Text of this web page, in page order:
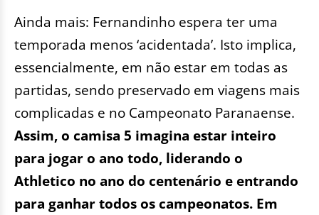
Ainda mais: Fernandinho espera ter uma
temporada menos ‘acidentada’. Isto implica,
essencialmente, em não estar em todas as
partidas, sendo preservado em viagens mais
complicadas e no Campeonato Paranaense.
Assim, o camisa 5 imagina estar inteiro
para jogar o ano todo, liderando o
Athletico no ano do centenário e entrando
para ganhar todos os campeonatos. Em